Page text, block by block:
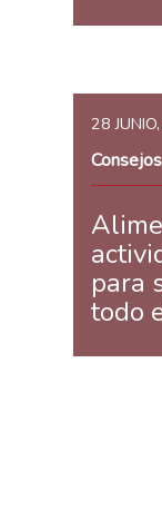
28
Consejos
para
todo